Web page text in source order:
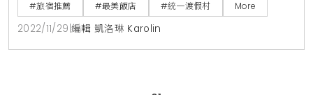
回饋」住宿好康優惠、北中南同慶。統一渡假村北中南
三館同慶感恩回饋，即日起墾丁推出強檔海洋主題五豪
「假日及寒假不加價、主廚晚餐兩客免費送、一位12歲
#旅宿推薦 #最美飯店 #統一渡假村 More
2022/11/29 編輯 凱洛琳 Karolin